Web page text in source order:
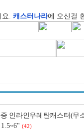
요. 캐스터나라에 오신걸
인라인우레탄캐스터(무
(42)